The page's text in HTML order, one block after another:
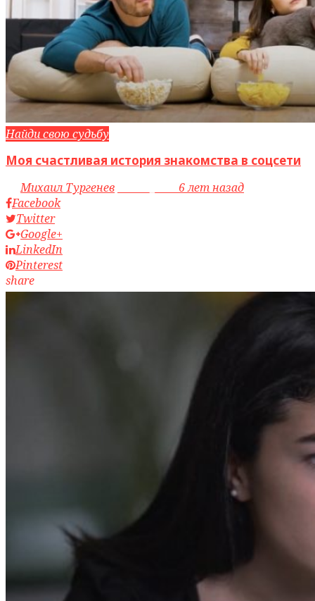
Найди свою судьбу
Моя счастливая история знакомства в соцсети
byМихаил Тургенев
6 лет назад
Facebook
Twitter
Google+
LinkedIn
Pinterest
share